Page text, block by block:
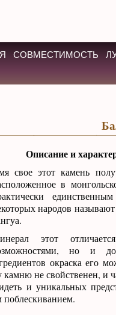
СОВМЕСТИМОСТЬ
Описание и
свое этот камень
в
народов
этот
но и
окраска его
камню не свойственен, и
и уникальных